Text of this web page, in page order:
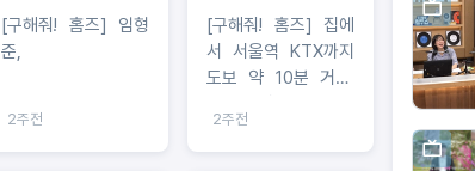
[구해줘! 홈즈] 임형
준,
2주전
[구해줘! 홈즈] 집에
서 서울역 KTX까지
도보 약 10분 거리!
대 세컨드 하우스 공
개!
2주전